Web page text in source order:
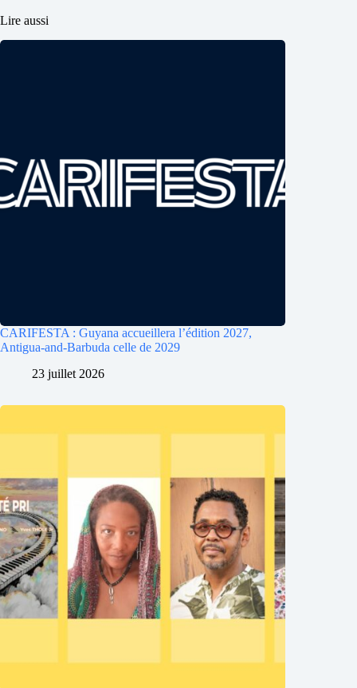
Lire aussi
CARIFESTA : Guyana accueillera l’édition 2027,
Antigua-and-Barbuda celle de 2029
23 juillet 2026